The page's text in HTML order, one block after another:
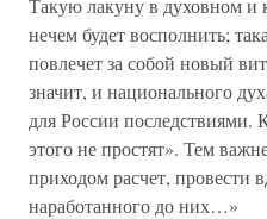
Такую лакуну в духовном и
нечем будет восполнить;
повлечет за собой новый
значит, и национального
для России последствиями.
этого не простят». Тем
приходом расчет, провести
наработанного до них…»